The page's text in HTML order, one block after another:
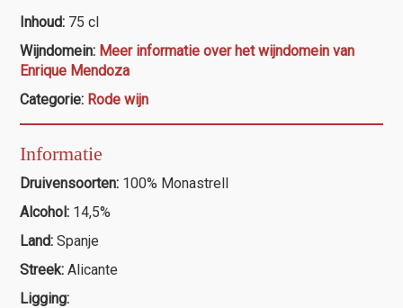
Tremenda"
aantal
Inhoud: 75 cl
Wijndomein: Meer informatie over het wijndomein van
Enrique Mendoza
Categorie: Rode wijn
Informatie
Druivensoorten: 100% Monastrell
Alcohol: 14,5%
Land:Spanje
Streek: Alicante
Ligging: